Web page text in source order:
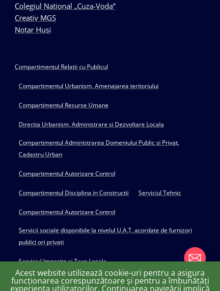
Colegiul National „Cuza-Voda”
Creativ MGS
Notar Husi
Compartimentul Relatii cu Publicul
Compartimentul Urbanism, Amenajarea teritoriului
Compartimentul Resurse Umane
Directia Urbanism, Administrare si Dezvoltare Locala
Compartimentul Administrarea Domeniului Public si Privat,
Cadastru Urban
Compartimentul Autorizare Control
Compartimentul Disciplina in Constructii Serviciul Tehnic
Compartimentul Autorizare Control
Servicii sociale disponibile la nivelul U.A.T, acordate de furnizori
publici ori privati
Serviciul Impozite si Taxe Locale
Acest website utilizează cookie-uri pentru a asigura
funcționarea corespunzătoare și pentru a îmbunătăți
experiența utilizatorilor. Continuarea navigării implică